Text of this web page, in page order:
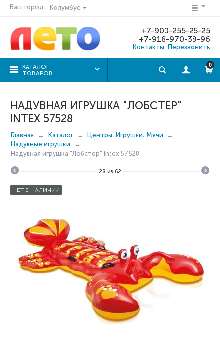
Ваш город: Колумбус
+7-900-255-25-25
+7-918-970-38-96
Контакты Перезвонить
КАТАЛОГ
ТОВАРОВ
0
НАДУВНАЯ ИГРУШКА "ЛОБСТЕР"
INTEX 57528
Главная Каталог
Центры, Игрушки, Мячи
Надувные игрушки
Надувная игрушка "Лобстер" Intex 57528
28 из 62
НЕТ В НАЛИЧИИ